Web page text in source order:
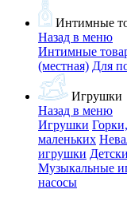
Интимные
Назад в меню
Интимные
(местная) Для
Игрушки
Назад в меню
Игрушки
маленьких
игрушки
Музыкальные
насосы